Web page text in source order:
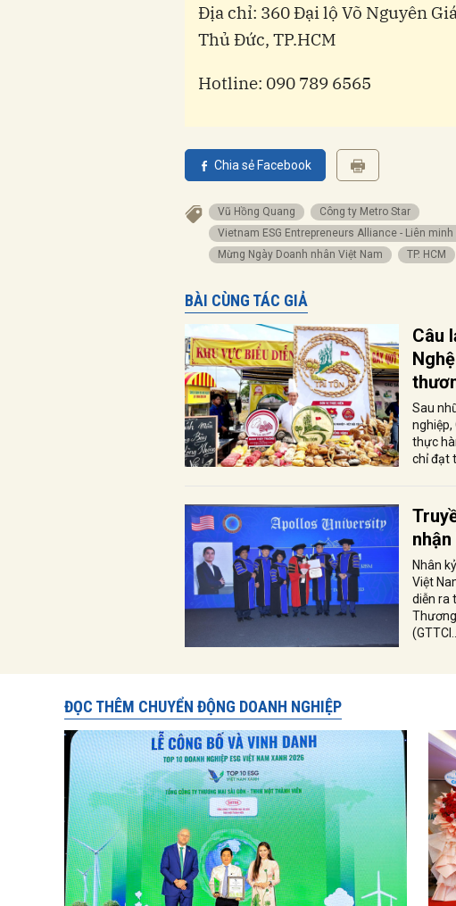
Địa chỉ: 360 Đại lộ Võ Nguyên
Thủ Đức, TP.HCM
Hotline: 090 789 6565
Chia sẻ Facebook
Vũ Hồng Quang
Công ty Metro Star
Vietnam ESG Entrepreneurs Alliance - Liên
Mừng Ngày Doanh nhân Việt Nam
TP. HCM
BÀI CÙNG TÁC GIẢ
Câu
Sau
thực
chỉ đạt
Nhân
Việt
diễn ra
(GTTCI...
ĐỌC THÊM CHUYỂN ĐỘNG DOANH NGHIỆP